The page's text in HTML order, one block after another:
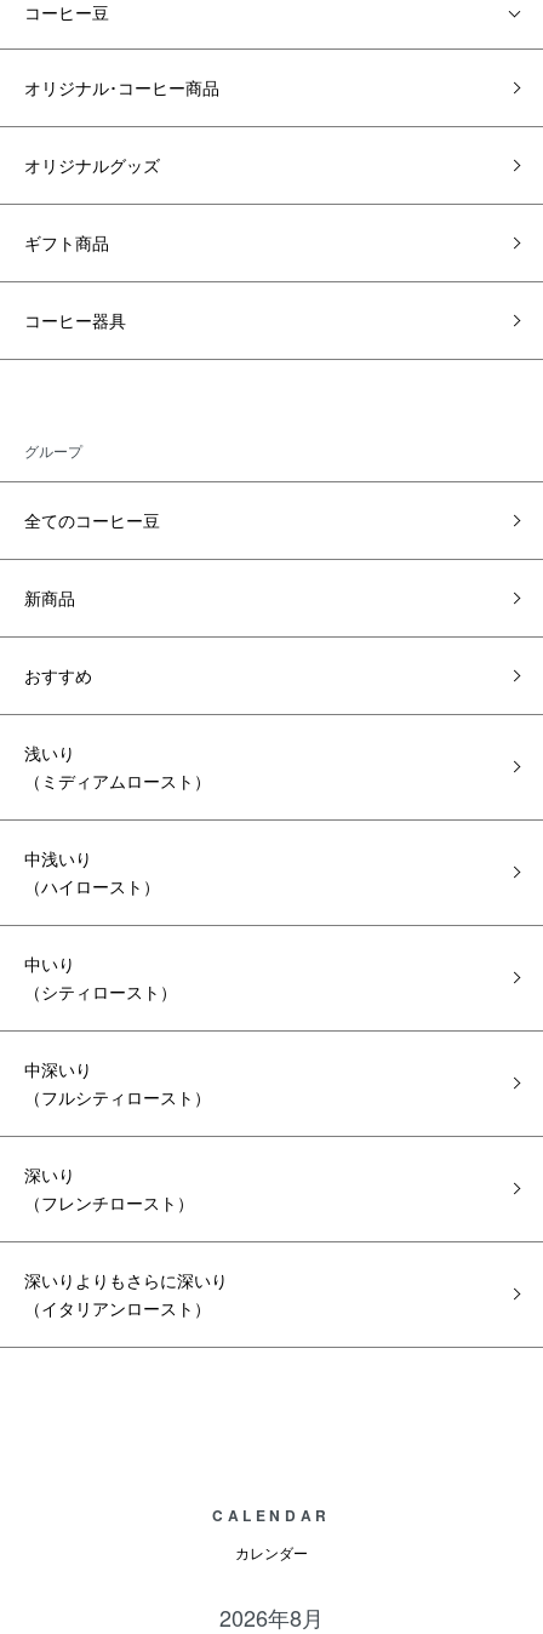
コーヒー豆
オリジナル･コーヒー商品
オリジナルグッズ
ギフト商品
コーヒー器具
グループ
全てのコーヒー豆
新商品
おすすめ
浅いり
（ミディアムロースト）
中浅いり
（ハイロースト）
中いり
（シティロースト）
中深いり
（フルシティロースト）
深いり
（フレンチロースト）
深いりよりもさらに深いり
（イタリアンロースト）
CALENDAR
カレンダー
2026年8月